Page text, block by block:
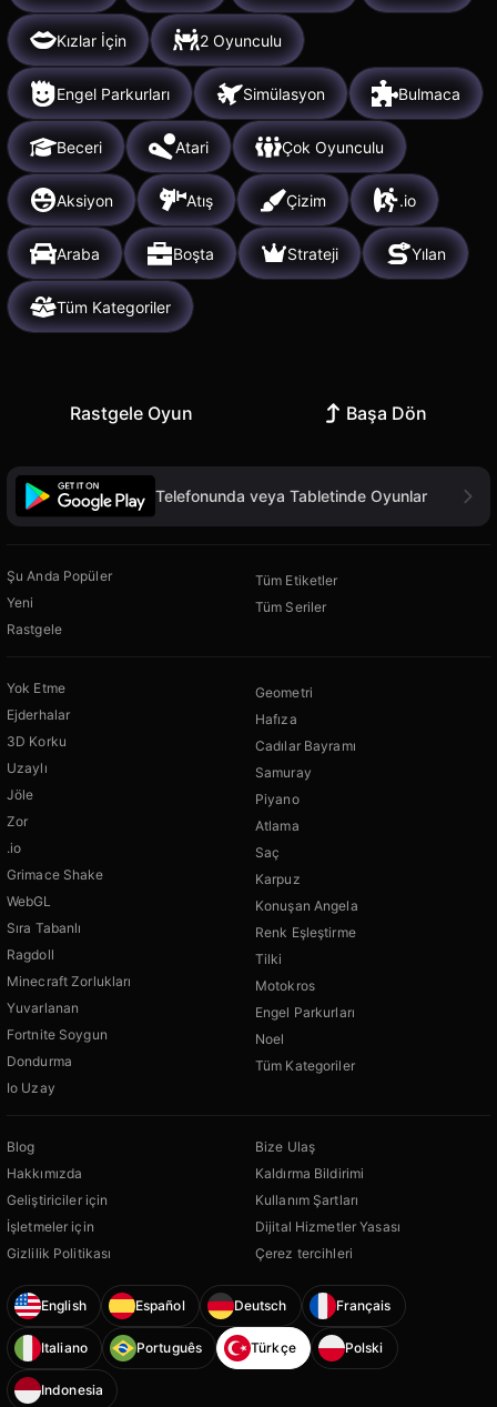
Kızlar İçin 2 Oyunculu
Engel Parkurları Simülasyon Bulmaca
Beceri Atari Çok Oyunculu
Aksiyon Atış Çizim .io
Araba Boşta Strateji Yılan
Tüm Kategoriler
Rastgele Oyun Başa Dön
Telefonunda veya Tabletinde Oyunlar
Şu Anda Popüler
Yeni
Rastgele
Tüm Etiketler
Tüm Seriler
Yok Etme
Ejderhalar
3D Korku
Uzaylı
Jöle
Zor
.io
Grimace Shake
WebGL
Sıra Tabanlı
Ragdoll
Minecraft Zorlukları
Yuvarlanan
Fortnite Soygun
Dondurma
Io Uzay
Geometri
Hafıza
Cadılar Bayramı
Samuray
Piyano
Atlama
Saç
Karpuz
Konuşan Angela
Renk Eşleştirme
Tilki
Motokros
Engel Parkurları
Noel
Tüm Kategoriler
Blog
Hakkımızda
Geliştiriciler için
İşletmeler için
Gizlilik Politikası
Bize Ulaş
Kaldırma Bildirimi
Kullanım Şartları
Dijital Hizmetler Yasası
Çerez tercihleri
English Español Deutsch Français
Italiano Português Türkçe Polski
Indonesia